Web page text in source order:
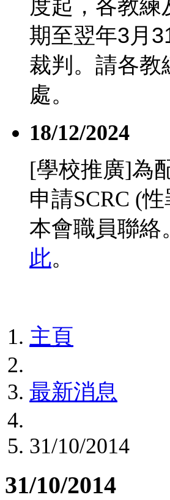
度起，各教
期至翌年3月
裁判。請各教
處。
18/12/2024
[學校推廣]為
申請SCRC (
本會職員聯絡
此。
主頁
最新消息
31/10/2014
31/10/2014